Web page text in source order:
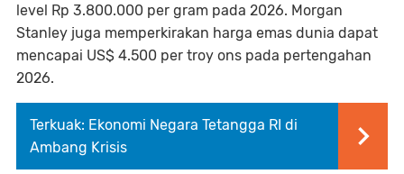
level Rp 3.800.000 per gram pada 2026. Morgan
Stanley juga memperkirakan harga emas dunia dapat
mencapai US$ 4.500 per troy ons pada pertengahan
2026.
Terkuak: Ekonomi Negara Tetangga RI di
Ambang Krisis